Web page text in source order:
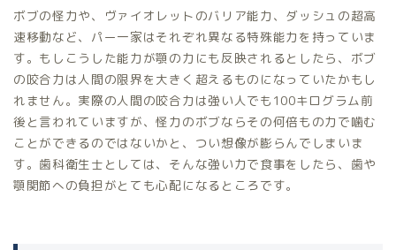
ボブの怪力や、ヴァイオレットのバリア能力、ダッシュの超高
速移動など、パー一家はそれぞれ異なる特殊能力を持っていま
す。もしこうした能力が顎の力にも反映されるとしたら、ボブ
の咬合力は人間の限界を大きく超えるものになっていたかもし
れません。実際の人間の咬合力は強い人でも100キログラム前
後と言われていますが、怪力のボブならその何倍もの力で噛む
ことができるのではないかと、つい想像が膨らんでしまいま
す。歯科衛生士としては、そんな強い力で食事をしたら、歯や
顎関節への負担がとても心配になるところです。